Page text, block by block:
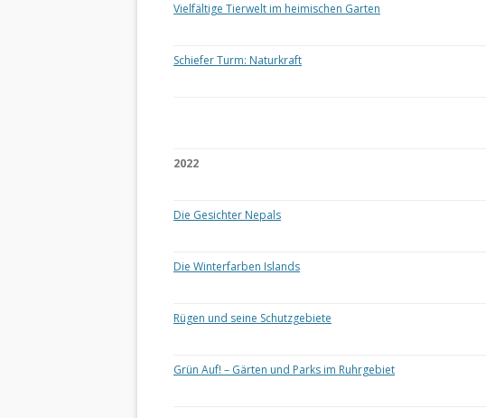
Vielfältige Tierwelt im heimischen Garten
Schiefer Turm: Naturkraft
2022
Die Gesichter Nepals
Die Winterfarben Islands
Rügen und seine Schutzgebiete
Grün Auf! – Gärten und Parks im Ruhrgebiet